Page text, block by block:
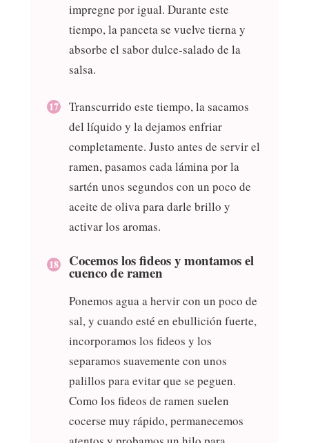
impregne por igual. Durante este
tiempo, la panceta se vuelve tierna y
absorbe el sabor dulce-salado de la
salsa.
Transcurrido este tiempo, la sacamos
del líquido y la dejamos enfriar
completamente. Justo antes de servir el
ramen, pasamos cada lámina por la
sartén unos segundos con un poco de
aceite de oliva para darle brillo y
activar los aromas.
Cocemos los fideos y montamos el
cuenco de ramen
Ponemos agua a hervir con un poco de
sal, y cuando esté en ebullición fuerte,
incorporamos los fideos y los
separamos suavemente con unos
palillos para evitar que se peguen.
Como los fideos de ramen suelen
cocerse muy rápido, permanecemos